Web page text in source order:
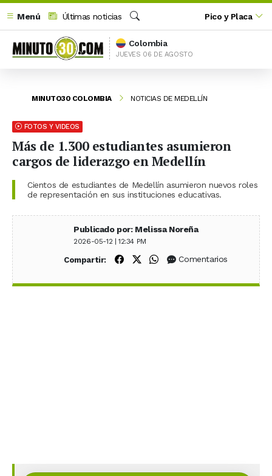
Menú
Últimas noticias
Buscar
Pico y Placa
Colombia
JUEVES 06 DE AGOSTO
MINUTO30 COLOMBIA NOTICIAS DE MEDELLÍN
FOTOS Y VIDEOS
Más de 1.300 estudiantes asumieron
cargos de liderazgo en Medellín
Cientos de estudiantes de Medellín asumieron nuevos roles
de representación en sus instituciones educativas.
Publicado por: Melissa Noreña
2026-05-12 | 12:34 PM
Compartir: Compartir en Facebook
Compartir en X (Twitter)
Compartir en WhatsApp
Comentarios